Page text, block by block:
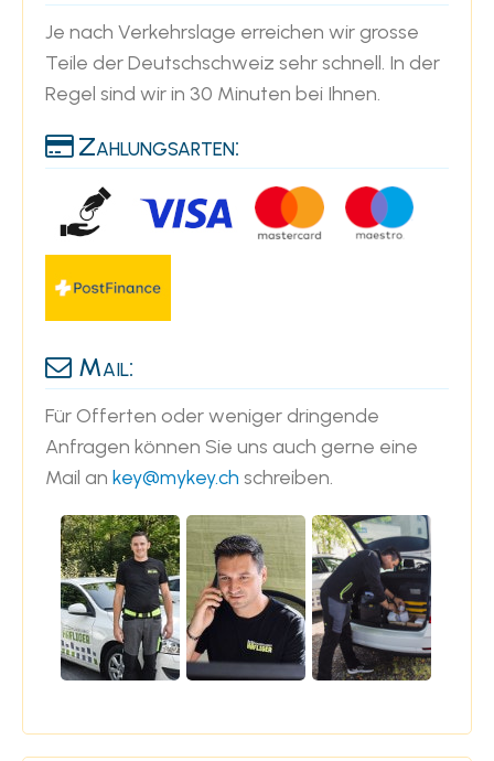
Je nach Verkehrslage erreichen wir grosse
Teile der Deutschschweiz sehr schnell. In der
Regel sind wir in 30 Minuten bei Ihnen.
Zahlungsarten:
Mail:
Für Offerten oder weniger dringende
Anfragen können Sie uns auch gerne eine
Mail an key@mykey.ch schreiben.